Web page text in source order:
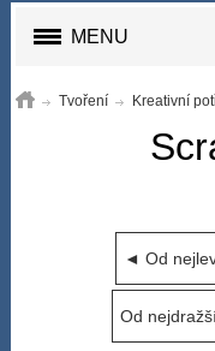
MENU
Tvoření Kreativní
◄ Od
Od